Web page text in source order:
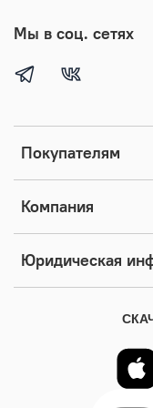
Покупателям
Компания
Юридическая
Мы в соц. сетях